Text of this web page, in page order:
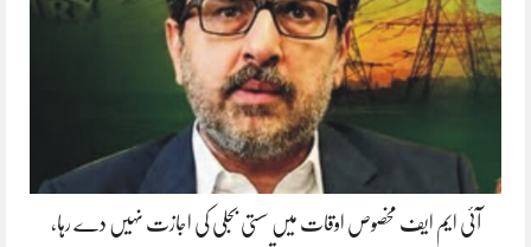
آئی ایم ایف مخصوص اوقات میں سستی بجلی کی اجازت نہیں دے رہا،